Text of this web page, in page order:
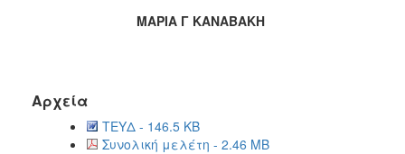
ΜΑΡΙΑ Γ ΚΑΝΑΒΑΚΗ
Αρχεία
ΤΕΥΔ - 146.5 KB
Συνολική μελέτη - 2.46 MB